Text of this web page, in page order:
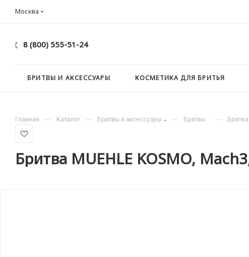
Москва
8 (800) 555-51-24
БРИТВЫ И АКСЕССУАРЫ КОСМЕТИКА ДЛЯ БРИТЬЯ
Главная — Каталог — Бритвы и аксессуары — Бритвы —
Бритва MUEHLE KOSMO,